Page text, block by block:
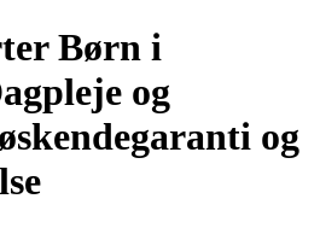
Børn i
og
og